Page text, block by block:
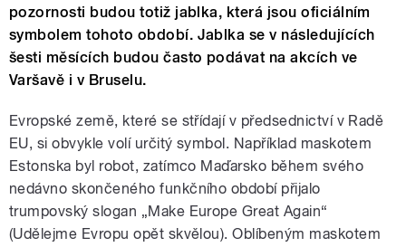
pozornosti budou totiž jablka, která jsou oficiálním
symbolem tohoto období. Jablka se v následujících
šesti měsících budou často podávat na akcích ve
Varšavě i v Bruselu.
Evropské země, které se střídají v předsednictví v Radě
EU, si obvykle volí určitý symbol. Například maskotem
Estonska byl robot, zatímco Maďarsko během svého
nedávno skončeného funkčního období přijalo
trumpovský slogan „Make Europe Great Again“
(Udělejme Evropu opět skvělou). Oblíbeným maskotem